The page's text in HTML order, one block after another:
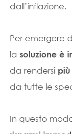
dall’inflazione.
Per emergere
la soluzione è
da rendersi
da tutte le
In questo